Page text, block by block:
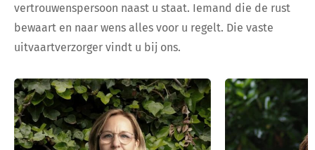
vertrouwenspersoon naast u staat. Iemand die de rust
bewaart en naar wens alles voor u regelt. Die vaste
uitvaartverzorger vindt u bij ons.